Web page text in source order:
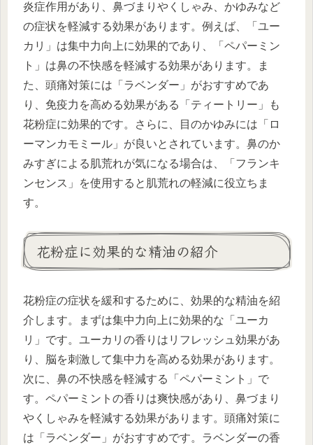
炎症作用があり、鼻づまりやくしゃみ、かゆみなど
の症状を軽減する効果があります。例えば、「ユー
カリ」は集中力向上に効果的であり、「ペパーミン
ト」は鼻の不快感を軽減する効果があります。ま
た、頭痛対策には「ラベンダー」がおすすめであ
り、免疫力を高める効果がある「ティートリー」も
花粉症に効果的です。さらに、目のかゆみには「ロ
ーマンカモミール」が良いとされています。鼻のか
みすぎによる肌荒れが気になる場合は、「フランキ
ンセンス」を使用すると肌荒れの軽減に役立ちま
す。
花粉症に効果的な精油の紹介
花粉症の症状を緩和するために、効果的な精油を紹
介します。まずは集中力向上に効果的な「ユーカ
リ」です。ユーカリの香りはリフレッシュ効果があ
り、脳を刺激して集中力を高める効果があります。
次に、鼻の不快感を軽減する「ペパーミント」で
す。ペパーミントの香りは爽快感があり、鼻づまり
やくしゃみを軽減する効果があります。頭痛対策に
は「ラベンダー」がおすすめです。ラベンダーの香